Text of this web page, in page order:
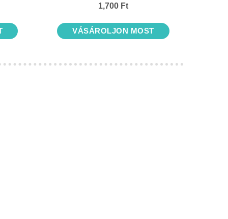
1,700 Ft
VÁSÁROLJON MOST